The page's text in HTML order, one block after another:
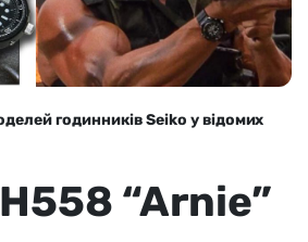
годинників Seiko у відомих
“Arnie”